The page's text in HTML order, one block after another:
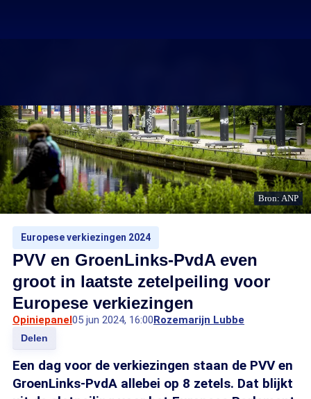
Bron: ANP
Europese verkiezingen 2024
PVV en GroenLinks-PvdA even
groot in laatste zetelpeiling voor
Europese verkiezingen
Opiniepanel05 jun 2024, 16:00Rozemarijn Lubbe
Delen
Een dag voor de verkiezingen staan de PVV en
GroenLinks-PvdA allebei op 8 zetels. Dat blijkt